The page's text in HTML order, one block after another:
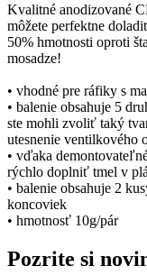
Kvalitné anodizované
môžete perfektne
50% hmotnosti oproti
mosadze!
• vhodné pre ráfiky s
• balenie obsahuje 5
ste mohli zvoliť taký
utesnenie ventilkového
• vďaka
rýchlo doplniť tmel v
• balenie obsahuje 2
koncoviek
• hmotnosť 10g/pár
Pozrite si